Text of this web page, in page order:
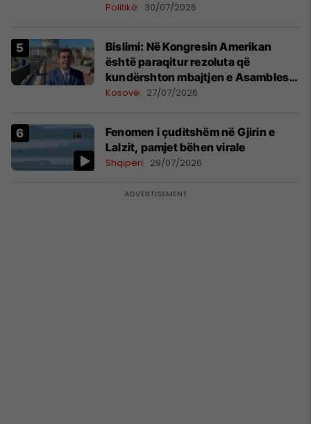
Politikë 30/07/2026
Bislimi: Në Kongresin Amerikan
është paraqitur rezoluta që
kundërshton mbajtjen e Asamblesë
Parlamentare të OSBE-së në
Kosovë 27/07/2026
Fenomen i çuditshëm në Gjirin e
Lalzit, pamjet bëhen virale
Shqipëri 29/07/2026